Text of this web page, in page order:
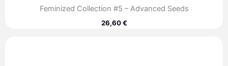
Feminized Collection #5 – Advanced Seeds
26,60€